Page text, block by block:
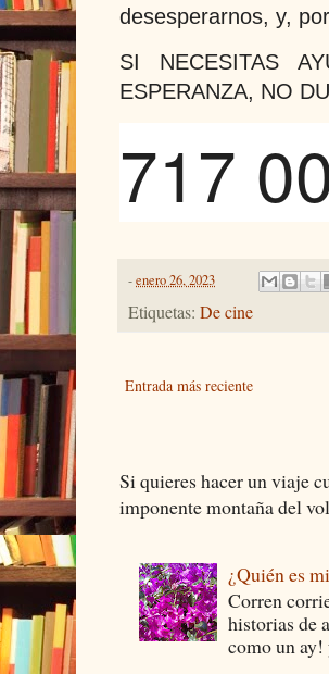
desesperarnos, y,
SI NECESITAS
ESPERANZA, NO
717
-enero 26, 2023
Etiquetas: De cine
Entrada más reciente
Si quieres hacer un viaje
imponente montaña del
¿Quién es
Corren
historias de
como un ay!